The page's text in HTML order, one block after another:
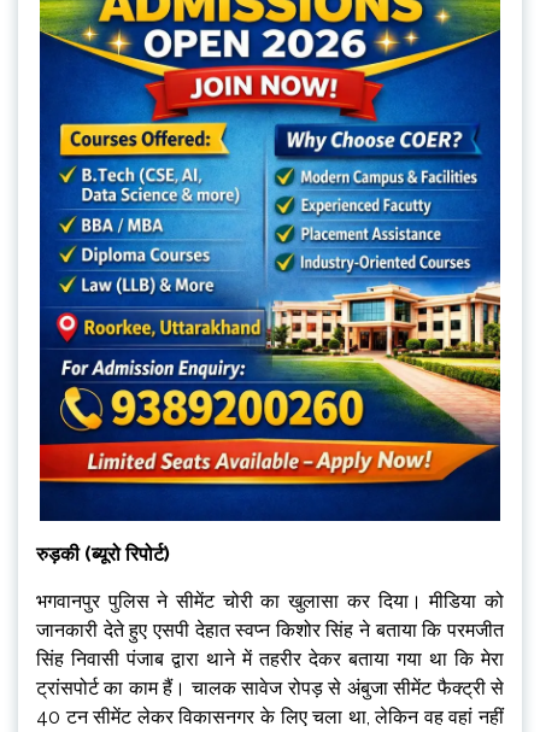
रुड़की (ब्यूरो रिपोर्ट)
भगवानपुर पुलिस ने सीमेंट चोरी का खुलासा कर दिया। मीडिया को
जानकारी देते हुए एसपी देहात स्वप्न किशोर सिंह ने बताया कि परमजीत
सिंह निवासी पंजाब द्वारा थाने में तहरीर देकर बताया गया था कि मेरा
ट्रांसपोर्ट का काम हैं। चालक सावेज रोपड़ से अंबुजा सीमेंट फैक्ट्री से
40 टन सीमेंट लेकर विकासनगर के लिए चला था, लेकिन वह वहां नहीं